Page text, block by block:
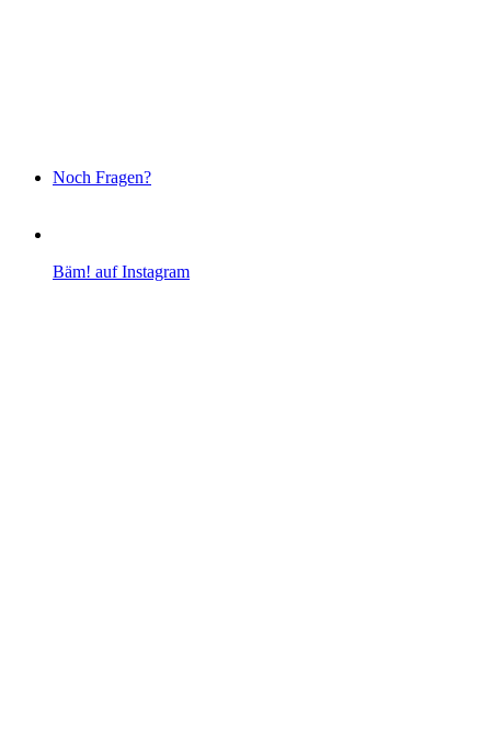
Noch Fragen?
Bäm! auf Instagram